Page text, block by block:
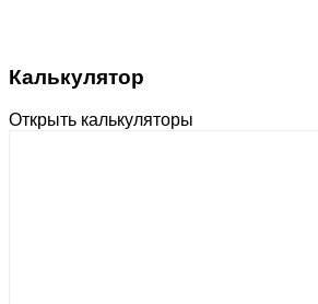
Калькулятор
Открыть калькуляторы